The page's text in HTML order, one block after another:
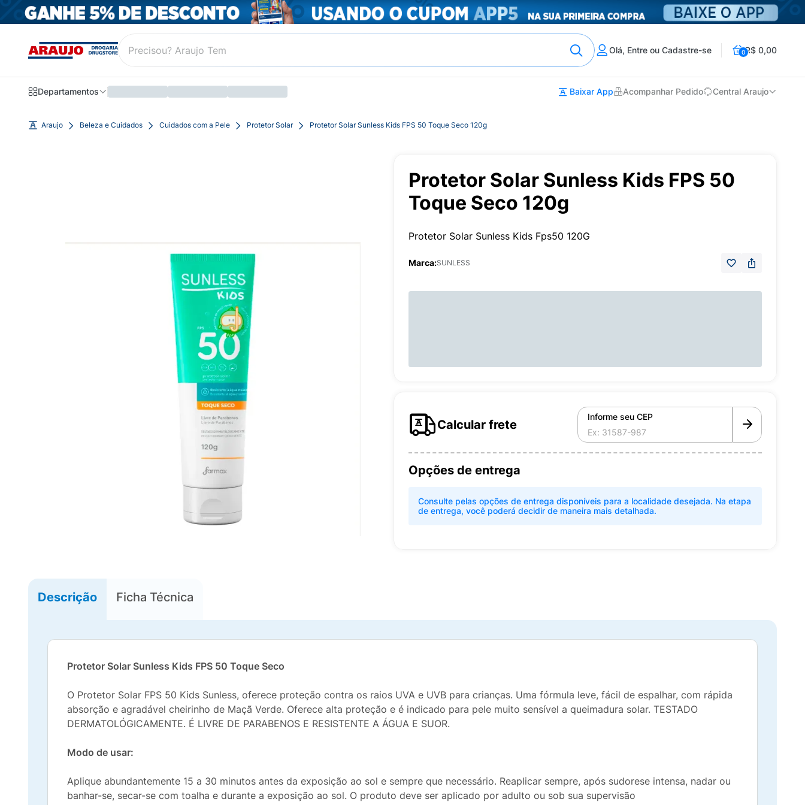
Olá, Entre ou Cadastre-se 0R$ 0,00
Departamentos Baixar App Acompanhar Pedido Central Araujo
Araujo Beleza e Cuidados Cuidados com a Pele Protetor Solar Protetor Solar Sunless Kids FPS 50 Toque Seco 120g
Protetor Solar Sunless Kids FPS 50
Toque Seco 120g
Protetor Solar Sunless Kids Fps50 120G
Marca:SUNLESS
Calcular frete
Informe seu CEP
Opções de entrega
Consulte pelas opções de entrega disponíveis para a localidade desejada. Na etapa
de entrega, você poderá decidir de maneira mais detalhada.
Descrição Ficha Técnica
Protetor Solar Sunless Kids FPS 50 Toque Seco
O Protetor Solar FPS 50 Kids Sunless, oferece proteção contra os raios UVA e UVB para crianças. Uma fórmula leve, fácil de espalhar, com rápida
absorção e agradável cheirinho de Maçã Verde. Oferece alta proteção e é indicado para pele muito sensível a queimadura solar. TESTADO
DERMATOLÓGICAMENTE. É LIVRE DE PARABENOS E RESISTENTE A ÁGUA E SUOR.
Modo de usar:
Aplique abundantemente 15 a 30 minutos antes da exposição ao sol e sempre que necessário. Reaplicar sempre, após sudorese intensa, nadar ou
banhar-se, secar-se com toalha e durante a exposição ao sol. O produto deve ser aplicado por adulto ou sob sua supervisão